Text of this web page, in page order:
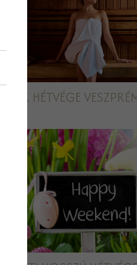
RELAX HÉTVÉGE